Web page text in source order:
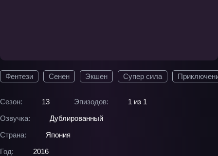
Фентези Сенен Экшен Супер сила
Сезон: 13 Эпизодов:
1 из 1
Озвучка:
Дублированный
Страна:
Япония
Год:
2016